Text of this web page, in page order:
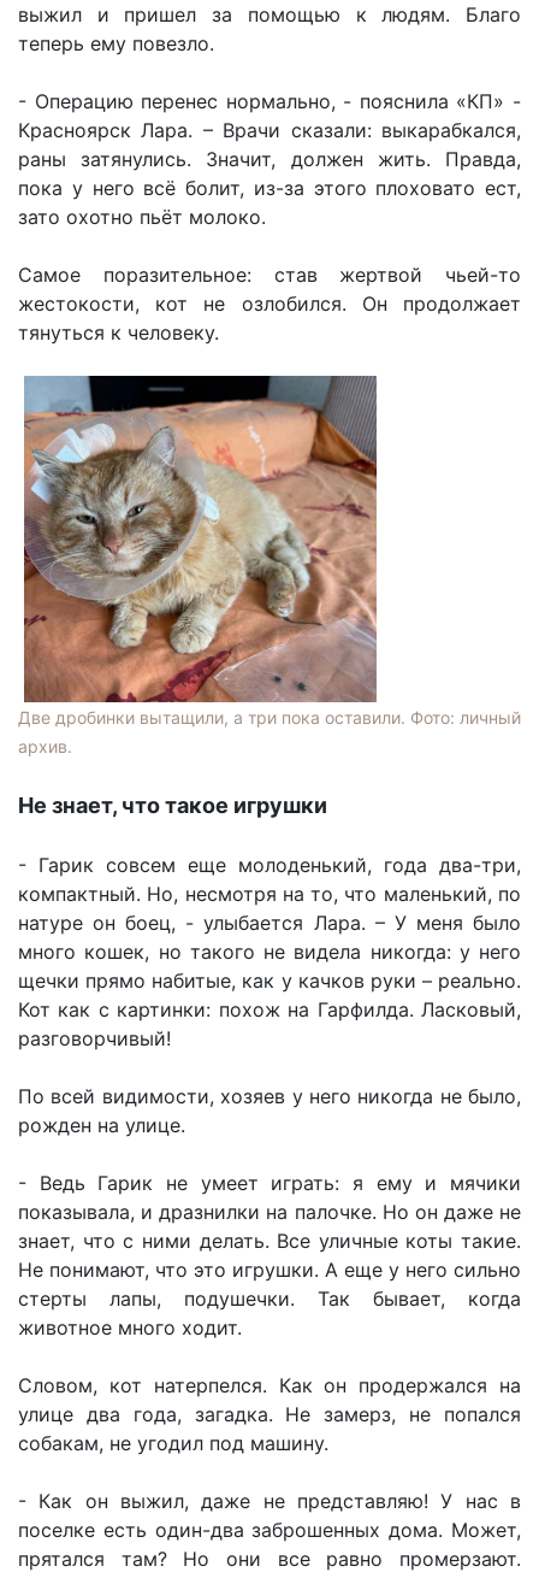
выжил и пришел за помощью к людям. Благо
теперь ему повезло.
- Операцию перенес нормально, - пояснила «КП» -
Красноярск Лара. – Врачи сказали: выкарабкался,
раны затянулись. Значит, должен жить. Правда,
пока у него всё болит, из-за этого плоховато ест,
зато охотно пьёт молоко.
Самое поразительное: став жертвой чьей-то
жестокости, кот не озлобился. Он продолжает
тянуться к человеку.
Две дробинки вытащили, а три пока оставили. Фото: личный
архив.
Не знает, что такое игрушки
- Гарик совсем еще молоденький, года два-три,
компактный. Но, несмотря на то, что маленький, по
натуре он боец, - улыбается Лара. – У меня было
много кошек, но такого не видела никогда: у него
щечки прямо набитые, как у качков руки – реально.
Кот как с картинки: похож на Гарфилда. Ласковый,
разговорчивый!
По всей видимости, хозяев у него никогда не было,
рожден на улице.
- Ведь Гарик не умеет играть: я ему и мячики
показывала, и дразнилки на палочке. Но он даже не
знает, что с ними делать. Все уличные коты такие.
Не понимают, что это игрушки. А еще у него сильно
стерты лапы, подушечки. Так бывает, когда
животное много ходит.
Словом, кот натерпелся. Как он продержался на
улице два года, загадка. Не замерз, не попался
собакам, не угодил под машину.
- Как он выжил, даже не представляю! У нас в
поселке есть один-два заброшенных дома. Может,
прятался там? Но они все равно промерзают.